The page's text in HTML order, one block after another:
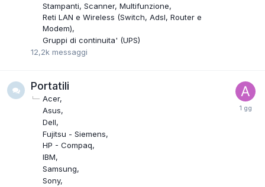
Stampanti, Scanner, Multifunzione
Reti LAN e Wireless (Switch, Adsl, Router e
Modem)
Gruppi di continuita' (UPS)
12,2k messaggi
Portatili
Acer
Asus
Dell
Fujitsu - Siemens
HP - Compaq
IBM
Samsung
Sony